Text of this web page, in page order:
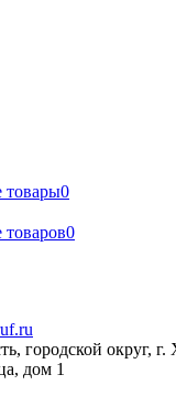
товары0
0
городской округ,
дом 1